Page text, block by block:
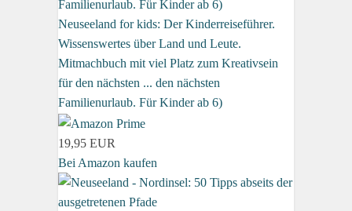
Neuseeland for kids: Der Kinderreiseführer.
Wissenswertes über Land und Leute.
Mitmachbuch mit viel Platz zum Kreativsein
für den nächsten ... den nächsten
Familienurlaub. Für Kinder ab 6)
19,95 EUR
Bei Amazon kaufen